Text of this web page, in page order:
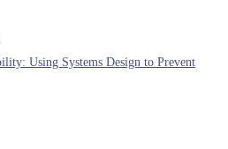
Using Systems Design to Prevent